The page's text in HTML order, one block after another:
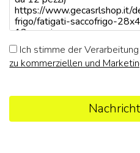
Ich stimme der
zu kommerziellen und